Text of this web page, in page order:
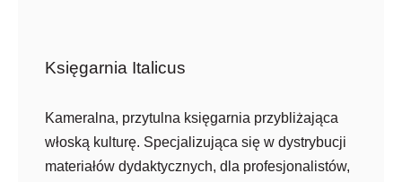
Księgarnia Italicus
Kameralna, przytulna księgarnia przybliżająca
włoską kulturę. Specjalizująca się w dystrybucji
materiałów dydaktycznych, dla profesjonalistów,